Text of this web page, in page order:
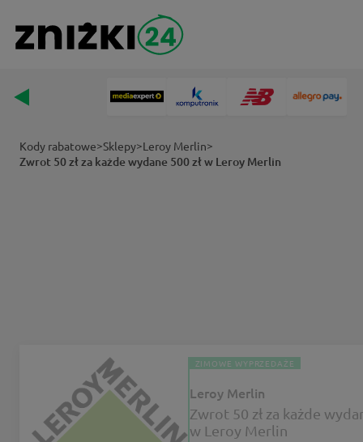
Kody rabatowe>Sklepy>Leroy Merlin>
Zwrot 50 zł za każde wydane 500 zł w Leroy Merlin
ZIMOWE WYPRZEDAŻE
Leroy Merlin
Zwrot 50 zł za każde
w Leroy Merlin